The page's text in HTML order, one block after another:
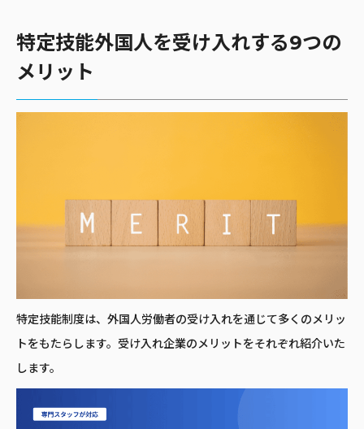
特定技能外国人を受け入れする9つの
メリット
特定技能制度は、外国人労働者の受け入れを通じて多くのメリッ
トをもたらします。受け入れ企業のメリットをそれぞれ紹介いた
します。